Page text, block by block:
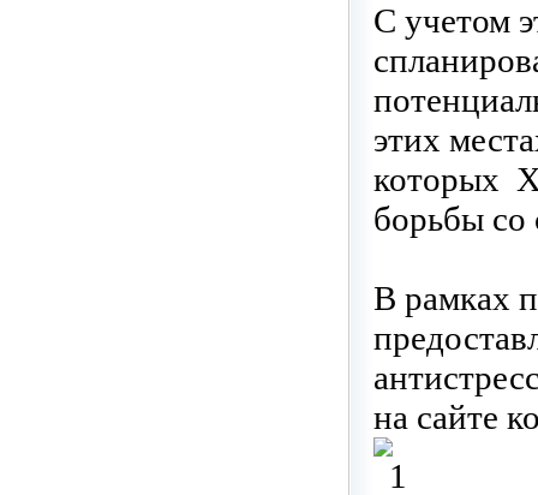
С учетом
этих
которых
борьбы со
В рамках
на сайте